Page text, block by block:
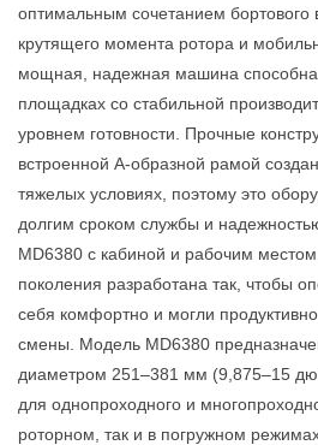
оптимальным сочетанием бортового
крутящего момента ротора и
мощная, надежная машина
площадках со стабильной
уровнем готовности. Прочные
встроенной А-образной рамой
тяжелых условиях, поэтому это
долгим сроком службы и
MD6380 с кабиной и рабочим
поколения разработана так, чтобы
себя комфортно и могли
смены. Модель MD6380
диаметром 251–381 мм (9,875–15
для однопроходного и
роторном, так и в погружном